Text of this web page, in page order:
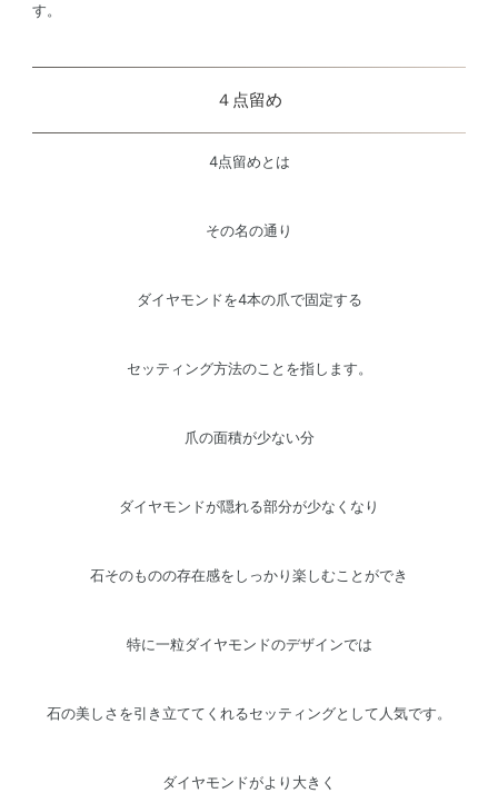
す。
４点留め
4点留めとは
その名の通り
ダイヤモンドを4本の爪で固定する
セッティング方法のことを指します。
爪の面積が少ない分
ダイヤモンドが隠れる部分が少なくなり
石そのものの存在感をしっかり楽しむことができ
特に一粒ダイヤモンドのデザインでは
石の美しさを引き立ててくれるセッティングとして人気です。
ダイヤモンドがより大きく